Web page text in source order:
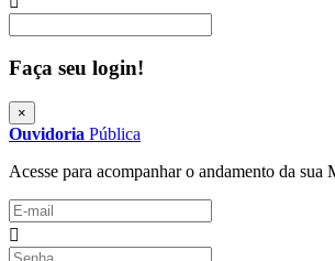
Faça seu login!
×
Ouvidoria Pública
Acesse para acompanhar o andamento da sua